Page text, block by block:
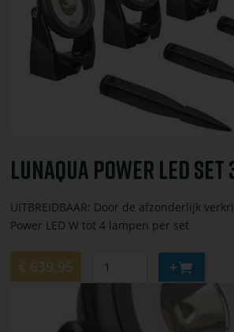
LunAqua Power LED Set
UITBREIDBAAR: Door de afzonderlijk
Power LED W tot 4 lampen per set
€ 639,95 Aan
Power